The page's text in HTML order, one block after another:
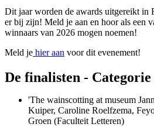
Dit jaar worden de awards uitgereikt in
er bij zijn! Meld je aan en hoor als een
winnaars van 2026 mogen noemen!
Meld je hier aan voor dit evenement!
De finalisten - Categorie
'The wainscotting at museum
Kuiper, Caroline Roelfzema,
Groen (Faculteit Letteren)